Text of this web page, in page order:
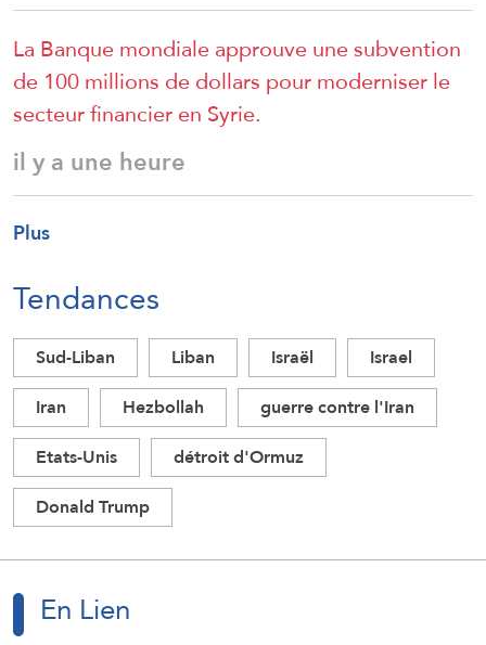
La Banque mondiale approuve une subvention
de 100 millions de dollars pour moderniser le
secteur financier en Syrie.
il y a une heure
Plus
Tendances
Sud-Liban Liban Israël
Israel
Iran
Hezbollah
guerre contre l'Iran
Etats-Unis
détroit d'Ormuz
Donald Trump
En Lien